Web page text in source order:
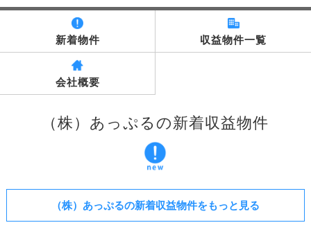
新着物件 収益物件一覧
会社概要
（株）あっぷるの新着収益物件
（株）あっぷるの新着収益物件をもっと見る